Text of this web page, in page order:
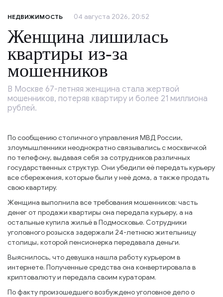
НЕДВИЖИМОСТЬ 04 августа 2026, 20:52
Женщина лишилась
квартиры из-за
мошенников
В Москве 67-летняя женщина стала жертвой
мошенников, потеряв квартиру и более 21 миллиона
рублей.
По сообщению столичного управления МВД России,
злоумышленники неоднократно связывались с москвичкой
по телефону, выдавая себя за сотрудников различных
государственных структур. Они убедили её передать курьеру
все сбережения, которые были у неё дома, а также продать
свою квартиру.
Женщина выполнила все требования мошенников: часть
денег от продажи квартиры она передала курьеру, а на
остальные купила жильё в Подмосковье. Сотрудники
уголовного розыска задержали 24-летнюю жительницу
столицы, которой пенсионерка передавала деньги.
Выяснилось, что девушка нашла работу курьером в
интернете. Полученные средства она конвертировала в
криптовалюту и передала своим кураторам.
По факту произошедшего возбуждено уголовное дело о